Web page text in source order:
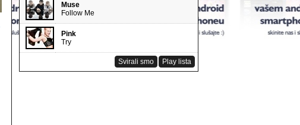
Muse
Follow Me
Pink
Try
Play lista
Svirali smo